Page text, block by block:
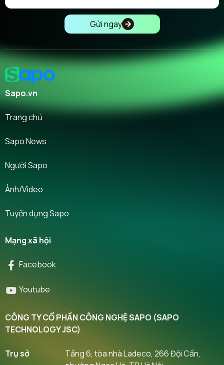
Gửi ngay
Sapo.vn
Trang chủ
Sapo News
Người Sapo
Ảnh/Video
Tuyển dụng Sapo
Mạng xã hội
Facebook
Youtube
CÔNG TY CỔ PHẦN CÔNG NGHỆ SAPO (SAPO
TECHNOLOGY JSC)
Trụ sở
Tầng 6, tòa nhà Ladeco, 266 Đội Cấn,